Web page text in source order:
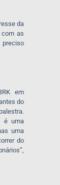
da
as
em
do
é uma
uma
do